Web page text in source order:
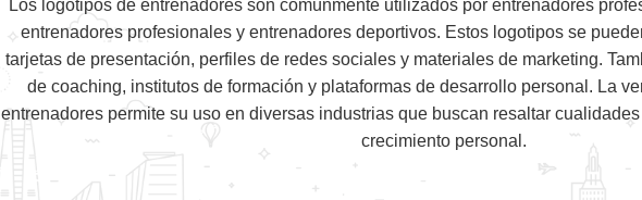
Los logotipos de entrenadores son comúnmente utilizados por entrenadores
entrenadores profesionales y entrenadores deportivos. Estos logotipos se
tarjetas de presentación, perfiles de redes sociales y materiales de marketing.
de coaching, institutos de formación y plataformas de desarrollo personal. La
entrenadores permite su uso en diversas industrias que buscan resaltar
crecimiento personal.